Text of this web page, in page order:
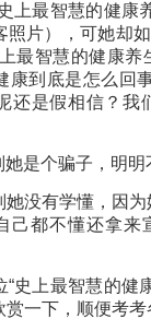
上最智慧的健康
片），可她却
最智慧的健康
康到底是怎么回
还是假相信？我
是个骗子，明
她没有学懂，因
己都不懂还拿来
史上最智慧的健
一下，顺便考